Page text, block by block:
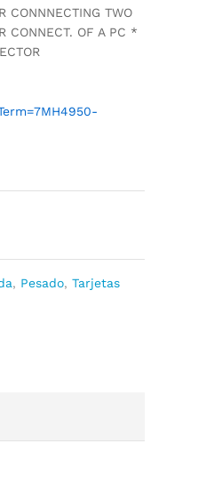
CONNNECTING TWO
CONNECT. OF A PC *
, Pesado,Tarjetas